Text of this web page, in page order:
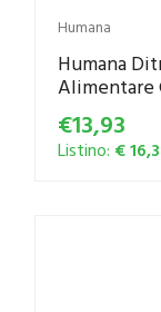
Humana
Humana
Alimentare
€13,93
Listino: €